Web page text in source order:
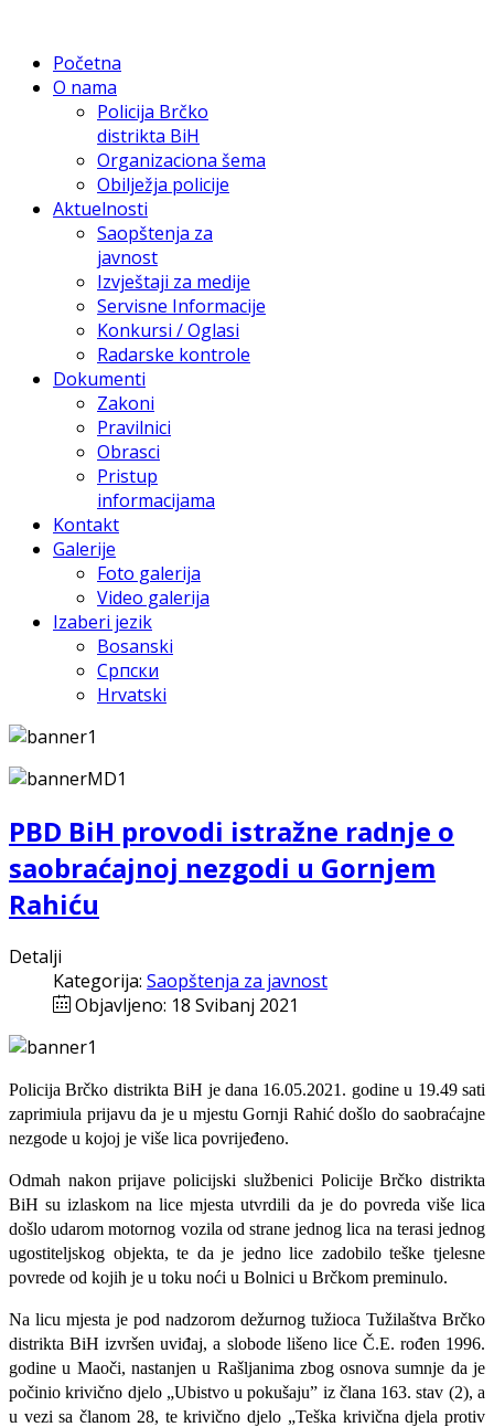
Početna
O nama
Policija Brčko
distrikta BiH
Organizaciona šema
Obilježja policije
Aktuelnosti
Saopštenja za
javnost
Izvještaji za medije
Servisne Informacije
Konkursi / Oglasi
Radarske kontrole
Dokumenti
Zakoni
Pravilnici
Obrasci
Pristup
informacijama
Kontakt
Galerije
Foto galerija
Video galerija
Izaberi jezik
Bosanski
Српски
Hrvatski
PBD BiH provodi istražne radnje o
saobraćajnoj nezgodi u Gornjem
Rahiću
Detalji
Kategorija: Saopštenja za javnost
Objavljeno: 18 Svibanj 2021
Policija Brčko distrikta BiH je dana 16.05.2021. godine u 19.49 sati
zaprimiula prijavu da je u mjestu Gornji Rahić došlo do saobraćajne
nezgode u kojoj je više lica povrijeđeno.
Odmah nakon prijave policijski službenici Policije Brčko distrikta
BiH su izlaskom na lice mjesta utvrdili da je do povreda više lica
došlo udarom motornog vozila od strane jednog lica na terasi jednog
ugostiteljskog objekta, te da je jedno lice zadobilo teške tjelesne
povrede od kojih je u toku noći u Bolnici u Brčkom preminulo.
Na licu mjesta je pod nadzorom dežurnog tužioca Tužilaštva Brčko
distrikta BiH izvršen uviđaj, a slobode lišeno lice Č.E. rođen 1996.
godine u Maoči, nastanjen u Rašljanima zbog osnova sumnje da je
počinio krivično djelo „Ubistvo u pokušaju” iz člana 163. stav (2), a
u vezi sa članom 28, te krivično djelo „Teška krivična djela protiv